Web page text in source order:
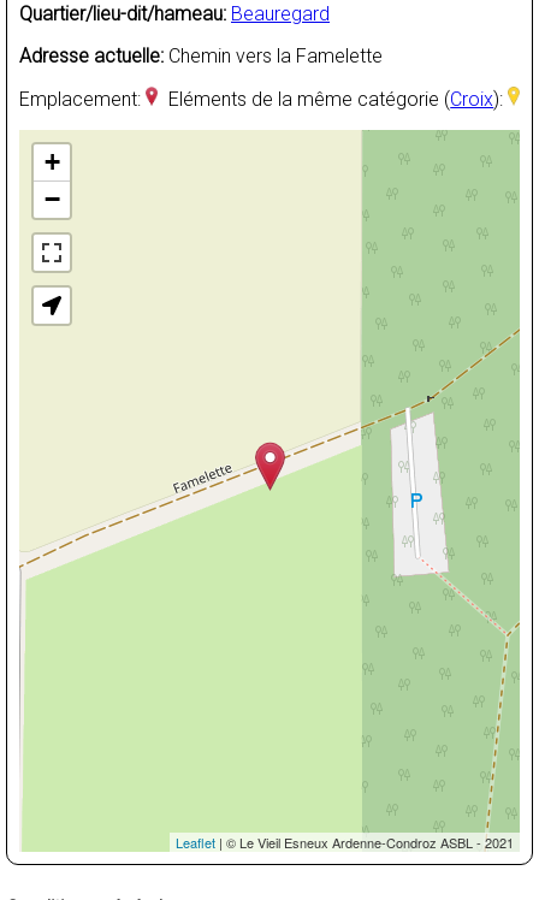
Quartier/lieu-dit/hameau: Beauregard
Adresse actuelle: Chemin vers la Famelette
Emplacement:
Eléments de la même catégorie (Croix):
+
−
Leaflet | © Le Vieil Esneux Ardenne-Condroz ASBL - 2021